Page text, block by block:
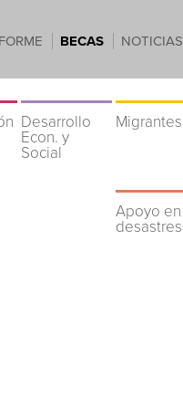
BECAS NOTICIAS
Desarrollo
Econ. y
Social
Migrantes
Apoyo en
desastres